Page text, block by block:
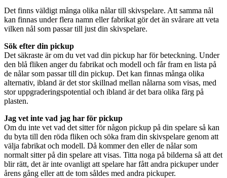
Det finns väldigt många olika nålar till skivspelare. Att samma nål
kan finnas under flera namn eller fabrikat gör det än svårare att veta
vilken nål som passar till just din skivspelare.
Sök efter din pickup
Det säkraste är om du vet vad din pickup har för beteckning. Under
den blå fliken anger du fabrikat och modell och får fram en lista på
de nålar som passar till din pickup. Det kan finnas många olika
alternativ, ibland är det stor skillnad mellan nålarna som visas, med
stor uppgraderingspotential och ibland är det bara olika färg på
plasten.
Jag vet inte vad jag har för pickup
Om du inte vet vad det sitter för någon pickup på din spelare så kan
du byta till den röda fliken och söka fram din skivspelare genom att
välja fabrikat och modell. Då kommer den eller de nålar som
normalt sitter på din spelare att visas. Titta noga på bilderna så att det
blir rätt, det är inte ovanligt att spelare har fått andra pickuper under
årens gång eller att de tom såldes med andra pickuper.